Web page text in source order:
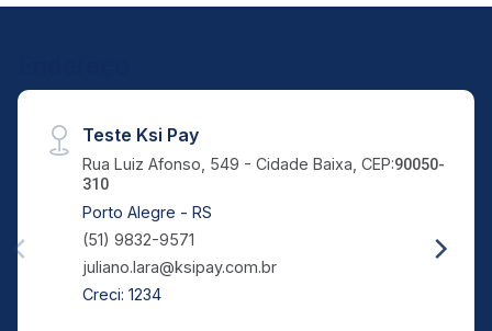
Teste Ksi Pay
Rua Luiz Afonso, 549 - Cidade Baixa, CEP:90050-
310
Porto Alegre - RS
(51) 9832-9571
juliano.lara@ksipay.com.br
Creci: 1234